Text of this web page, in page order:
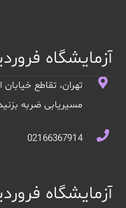
آزمایشگاه
مسیریابی ضربه
02166367914
آزمایشگاه